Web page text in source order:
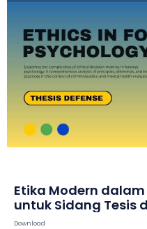
Etika Modern
untuk Sidang Tesis
Download